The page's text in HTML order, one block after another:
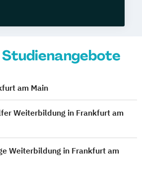
am Main
Weiterbildung in Frankfurt am
Weiterbildung in Frankfurt am